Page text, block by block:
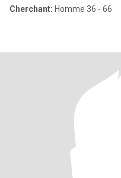
Cherchant: Homme 36 - 66